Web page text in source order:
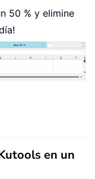
50 % y elimine
en un